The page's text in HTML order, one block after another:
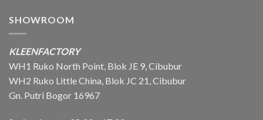
SHOWROOM
KLEENFACTORY
WH1 Ruko North Point, Blok JE 9, Cibubur
WH2 Ruko Little China, Blok JC 21, Cibubur
Gn. Putri Bogor 16967